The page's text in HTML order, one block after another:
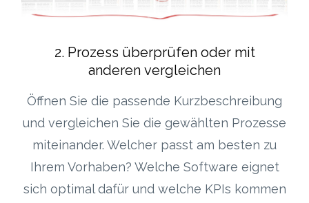
2. Prozess überprüfen oder mit
anderen vergleichen
Öffnen Sie die passende Kurzbeschreibung
und vergleichen Sie die gewählten Prozesse
miteinander. Welcher passt am besten zu
Ihrem Vorhaben? Welche Software eignet
sich optimal dafür und welche KPIs kommen